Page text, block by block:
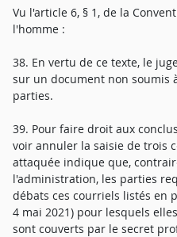
Vu l'article 6, § 1, de la
l'homme :
38. En vertu de ce texte, le
sur un document non soumis
parties.
39. Pour faire droit aux
voir annuler la saisie de trois
attaquée indique que,
l'administration, les parties
débats ces courriels listés en
4 mai 2021) pour lesquels
sont couverts par le secret